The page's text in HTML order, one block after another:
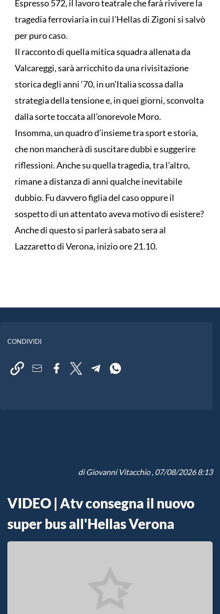
Espresso 572, il lavoro teatrale che farà rivivere la
tragedia ferroviaria in cui l’Hellas di Zigoni si salvò
per puro caso.
Il racconto di quella mitica squadra allenata da
Valcareggi, sarà arricchito da una rivisitazione
storica degli anni ‘70, in un’Italia scossa dalla
strategia della tensione e, in quei giorni, sconvolta
dalla sorte toccata all’onorevole Moro.
Insomma, un quadro d’insieme tra sport e storia,
che non mancherà di suscitare dubbi e suggerire
riflessioni. Anche su quella tragedia, tra l’altro,
rimane a distanza di anni qualche inevitabile
dubbio. Fu davvero figlia del caso oppure il
sospetto di un attentato aveva motivo di esistere?
Anche di questo si parlerà sabato sera al
Lazzaretto di Verona, inizio ore 21.10.
CONDIVIDI
diGiovanni Vitacchio, 07/08/2026 8:13
VIDEO | Atv consegna il nuovo
super bus all'Hellas Verona